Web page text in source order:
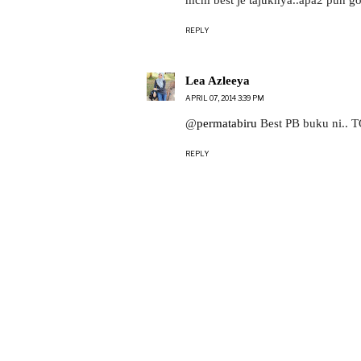
REPLY
Lea Azleeya
APRIL 07, 2014 3:39 PM
@permatabiru Best PB buku ni..
REPLY